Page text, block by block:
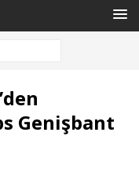
Genişbant